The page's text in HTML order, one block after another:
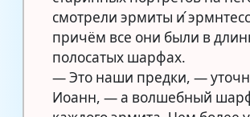
смотрели эрмиты и
причём все они были в
полосатых шарфах.
— Это наши предки, —
Иоанн, — а волшебный